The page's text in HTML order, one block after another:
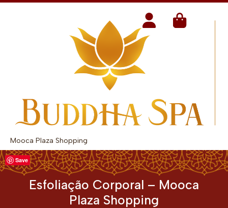
Mooca Plaza Shopping
Esfoliação Corporal – Mooca
Plaza Shopping
Save